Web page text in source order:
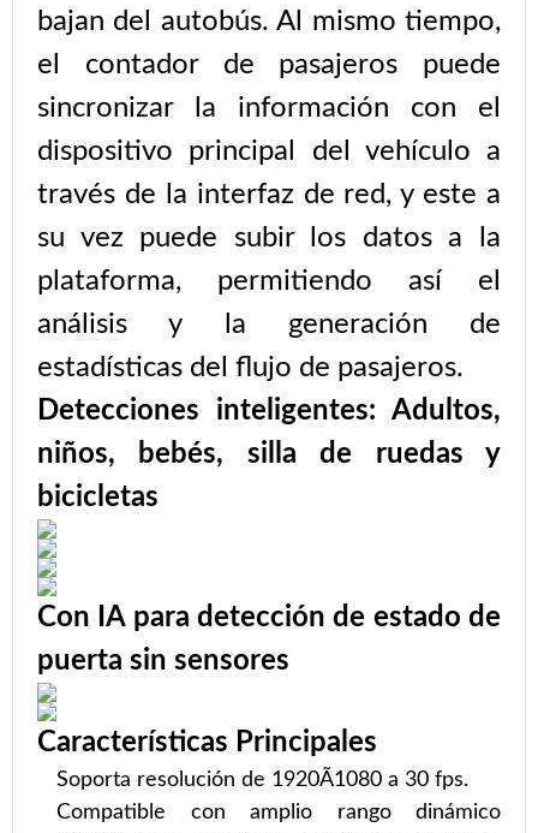
bajan del autobús. Al mismo tiempo,
el contador de pasajeros puede
sincronizar la información con el
dispositivo principal del vehículo a
través de la interfaz de red, y este a
su vez puede subir los datos a la
plataforma, permitiendo así el
análisis y la generación de
estadísticas del flujo de pasajeros.
Detecciones inteligentes: Adultos,
niños, bebés, silla de ruedas y
bicicletas
Con IA para detección de estado de
puerta sin sensores
Características Principales
Soporta resolución de 1920Ã1080 a 30 fps.
Compatible con amplio rango dinámico